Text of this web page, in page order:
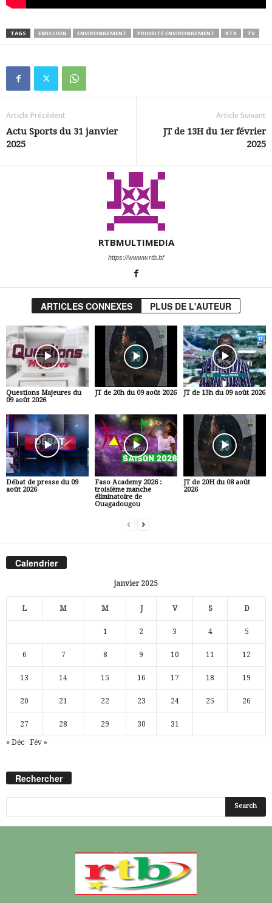
TAGS EMISSION ENVIRONNEMENT PRIORITÉ ENVIRONNEMENT RTB TV
Article Précédent
Actu Sports du 31 janvier
2025
Article Suivant
JT de 13H du 1er février
2025
RTBMULTIMEDIA
https://wwww.rtb.bf
ARTICLES CONNEXES PLUS DE L'AUTEUR
Questions Majeures du
09 août 2026
JT de 20h du 09 août 2026 JT de 13h du 09 août 2026
Débat de presse du 09
août 2026
Faso Academy 2026 :
troisième manche
éliminatoire de
Ouagadougou
JT de 20H du 08 août
2026
Calendrier
janvier 2025
L M M J V S D
1 2 3 4 5
6 7 8 9 10 11 12
13 14 15 16 17 18 19
20 21 22 23 24 25 26
27 28 29 30 31
« Déc Fév »
Rechercher